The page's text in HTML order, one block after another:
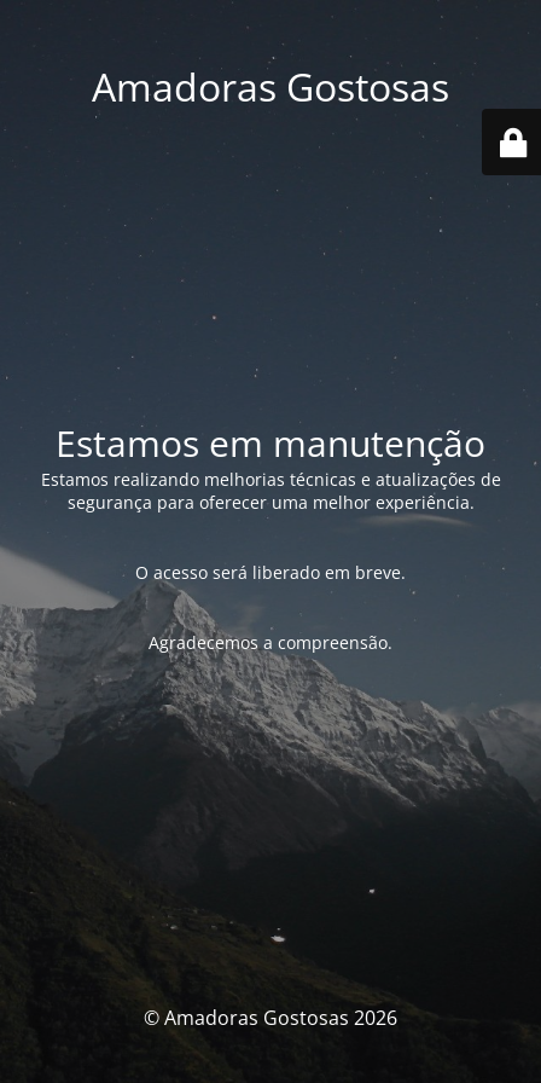
Amadoras Gostosas
Estamos em manutenção
Estamos realizando melhorias técnicas e atualizações de
segurança para oferecer uma melhor experiência.
O acesso será liberado em breve.
Agradecemos a compreensão.
© Amadoras Gostosas 2026